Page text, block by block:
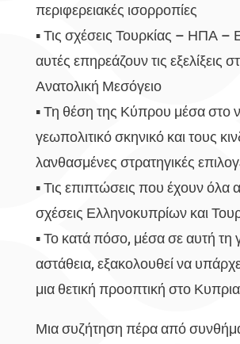
περιφερειακές ισορροπίες
▪️ Τις σχέσεις Τουρκίας – ΗΠΑ –
αυτές επηρεάζουν τις εξελίξεις
Ανατολική Μεσόγειο
▪️ Τη θέση της Κύπρου μέσα στο
γεωπολιτικό σκηνικό και τους
λανθασμένες στρατηγικές
▪️ Τις επιπτώσεις που έχουν όλα
σχέσεις Ελληνοκυπρίων και
▪️ Το κατά πόσο, μέσα σε αυτή τη
αστάθεια, εξακολουθεί να
μια θετική προοπτική στο
Μια συζήτηση πέρα από